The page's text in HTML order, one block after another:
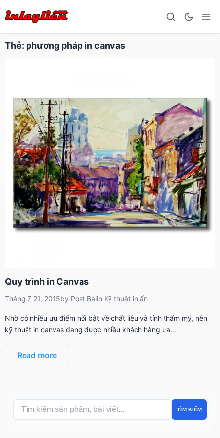
Thẻ: phương pháp in canvas
Quy trình in Canvas
Tháng 7 21, 2015by Post Bàiin Kỹ thuật in ấn
Nhờ có nhiều ưu điểm nổi bật về chất liệu và tính thẩm mỹ, nên
kỹ thuật in canvas đang được nhiều khách hàng ưa…
Read more
TÌM KIẾM